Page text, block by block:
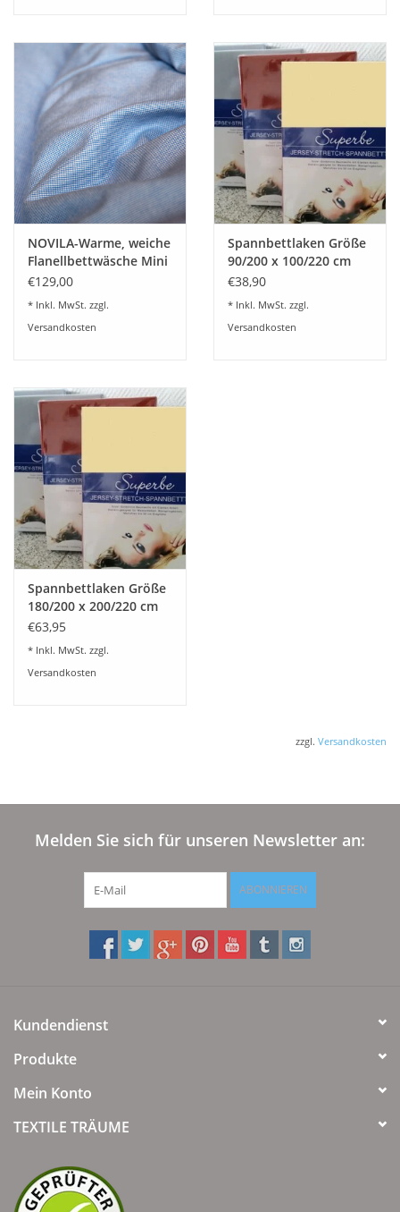
NOVILA-Warme, weiche
Flanellbettwäsche Mini
Karo Design blau
€129,00
* Inkl. MwSt. zzgl.
Versandkosten
Spannbettlaken Größe
90/200 x 100/220 cm
Jersey Stretch - Kirsten
30 cm Höhe,
Boxspring- und
€38,90
* Inkl. MwSt. zzgl.
Versandkosten
Spannbettlaken Größe
180/200 x 200/220 cm
Jersey Stretch - Kirsten
30 cm Höhe,
Boxspring- und
€63,95
* Inkl. MwSt. zzgl.
Versandkosten
zzgl. Versandkosten
Melden Sie sich für unseren Newsletter an:
ABONNIEREN
Kundendienst
Produkte
Mein Konto
TEXTILE TRÄUME